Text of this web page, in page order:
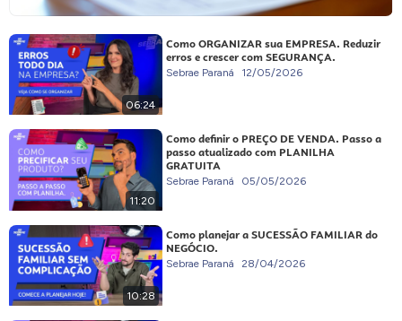
06:24
Como ORGANIZAR sua EMPRESA. Reduzir
erros e crescer com SEGURANÇA.
Sebrae Paraná 12/05/2026
11:20
Como definir o PREÇO DE VENDA. Passo a
passo atualizado com PLANILHA
GRATUITA
Sebrae Paraná 05/05/2026
10:28
Como planejar a SUCESSÃO FAMILIAR do
NEGÓCIO.
Sebrae Paraná 28/04/2026